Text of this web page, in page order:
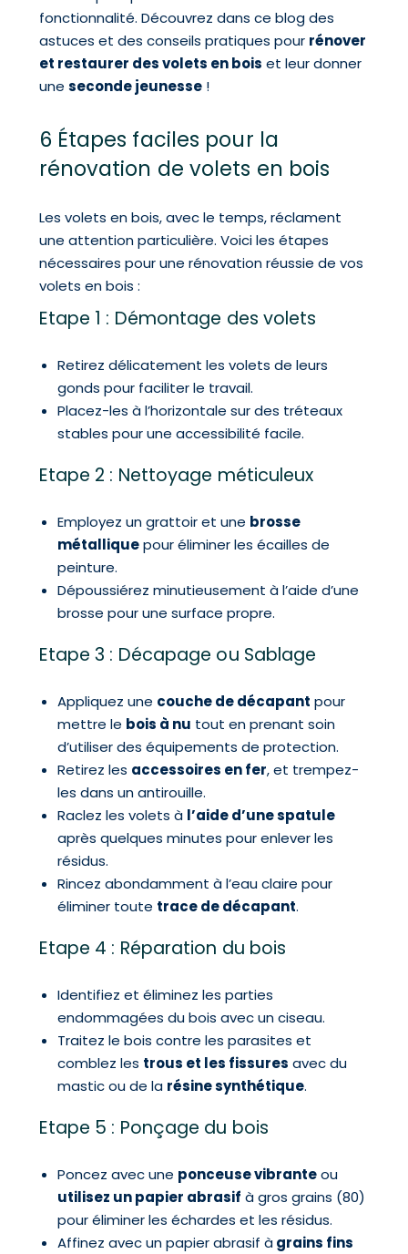
fonctionnalité. Découvrez dans ce blog des
astuces et des conseils pratiques pour rénover
et restaurer des volets en bois et leur donner
une seconde jeunesse!
6 Étapes faciles pour la
rénovation de volets en bois
Les volets en bois, avec le temps, réclament
une attention particulière. Voici les étapes
nécessaires pour une rénovation réussie de vos
volets en bois :
Etape 1 : Démontage des volets
Retirez délicatement les volets de leurs
gonds pour faciliter le travail.
Placez-les à l’horizontale sur des tréteaux
stables pour une accessibilité facile.
Etape 2 : Nettoyage méticuleux
Employez un grattoir et une brosse
métalliquepour éliminer les écailles de
peinture.
Dépoussiérez minutieusement à l’aide d’une
brosse pour une surface propre.
Etape 3 : Décapage ou Sablage
Appliquez une couche de décapant pour
mettre le bois à nu tout en prenant soin
d’utiliser des équipements de protection.
Retirez les accessoires en fer, et trempez-
les dans un antirouille.
Raclez les volets à l’aide d’une spatule
après quelques minutes pour enlever les
résidus.
Rincez abondamment à l’eau claire pour
éliminer toute trace de décapant.
Etape 4 : Réparation du bois
Identifiez et éliminez les parties
endommagées du bois avec un ciseau.
Traitez le bois contre les parasites et
comblez les trous et les fissures avec du
mastic ou de la résine synthétique.
Etape 5 : Ponçage du bois
Poncez avec une ponceuse vibranteou
utilisez un papier abrasif à gros grains (80)
pour éliminer les échardes et les résidus.
Affinez avec un papier abrasif àgrains fins